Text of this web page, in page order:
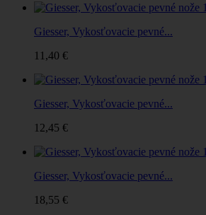
Giesser, Vykosťovacie pevné...
11,40 €
Giesser, Vykosťovacie pevné...
12,45 €
Giesser, Vykosťovacie pevné...
18,55 €